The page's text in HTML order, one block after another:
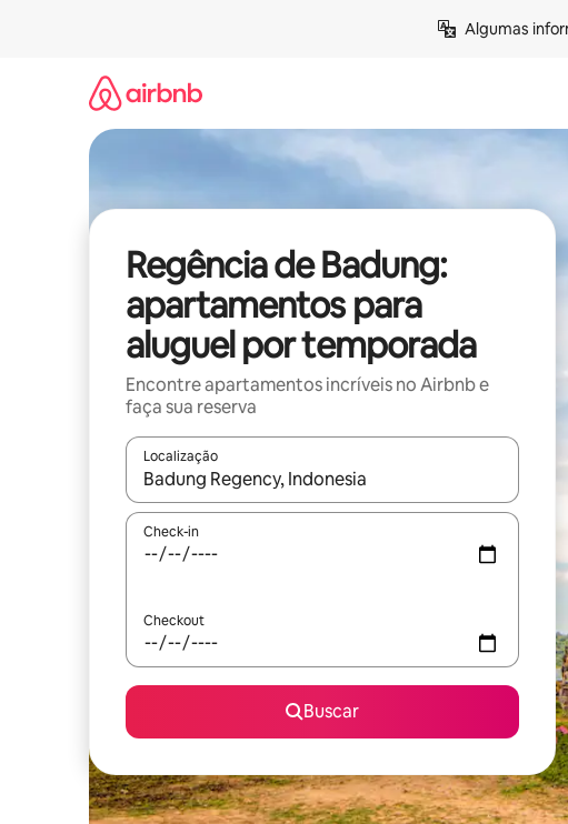
Algumas
Regência de Badung:
apartamentos para
aluguel por temporada
Encontre apartamentos incríveis no Airbnb e
faça sua reserva
Localização
Quando os resultados estiverem disponíveis, explore-os
Check-in
Checkout
Buscar